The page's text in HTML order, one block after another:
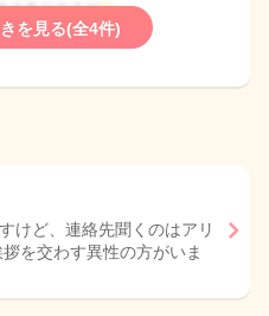
を見る(全4件)
けど、連絡先聞くのはアリ
を交わす異性の方がいま